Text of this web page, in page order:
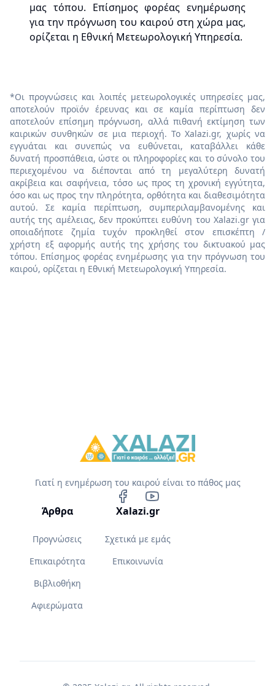
μας τόπου. Επίσημος φορέας ενημέρωσης
για την πρόγνωση του καιρού στη χώρα μας,
ορίζεται η Εθνική Μετεωρολογική Υπηρεσία.
*Οι προγνώσεις και λοιπές μετεωρολογικές υπηρεσίες μας,
αποτελούν προϊόν έρευνας και σε καμία περίπτωση δεν
αποτελούν επίσημη πρόγνωση, αλλά πιθανή εκτίμηση των
καιρικών συνθηκών σε μια περιοχή. Το Χalazi.gr, χωρίς να
εγγυάται και συνεπώς να ευθύνεται, καταβάλλει κάθε
δυνατή προσπάθεια, ώστε οι πληροφορίες και το σύνολο του
περιεχομένου να διέπονται από τη μεγαλύτερη δυνατή
ακρίβεια και σαφήνεια, τόσο ως προς τη χρονική εγγύτητα,
όσο και ως προς την πληρότητα, ορθότητα και διαθεσιμότητα
αυτού. Σε καμία περίπτωση, συμπεριλαμβανομένης και
αυτής της αμέλειας, δεν προκύπτει ευθύνη του Χalazi.gr για
οποιαδήποτε ζημία τυχόν προκληθεί στον επισκέπτη /
χρήστη εξ αφορμής αυτής της χρήσης του δικτυακού μας
τόπου. Επίσημος φορέας ενημέρωσης για την πρόγνωση του
καιρού, ορίζεται η Εθνική Μετεωρολογική Υπηρεσία.
Γιατί η ενημέρωση του καιρού είναι το πάθος μας
Άρθρα
Προγνώσεις
Επικαιρότητα
Βιβλιοθήκη
Αφιερώματα
Xalazi.gr
Σχετικά με εμάς
Επικοινωνία